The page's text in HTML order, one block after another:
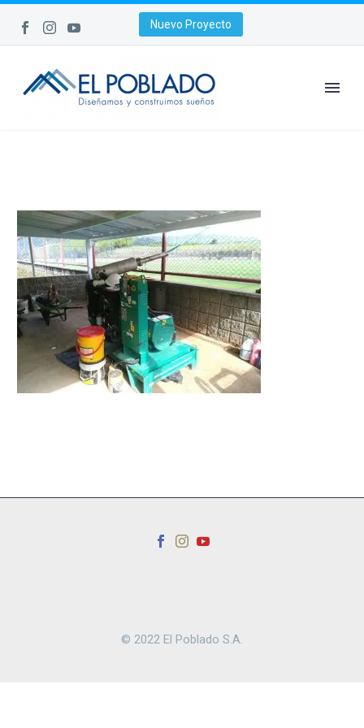
Nuevo Proyecto
© 2022 El Poblado S.A.